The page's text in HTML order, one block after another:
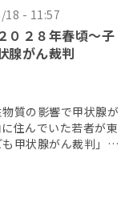
18 - 11:57
０２８年春頃〜子
腺がん裁判
質の影響で甲状腺が
住んでいた若者が東
甲状腺がん裁判」の
に開かれた。裁 […]